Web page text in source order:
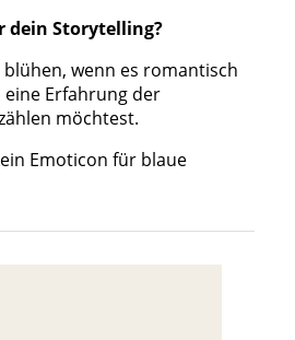
dein Storytelling?
blühen, wenn es romantisch
Erfahrung der
möchtest.
Emoticon für blaue